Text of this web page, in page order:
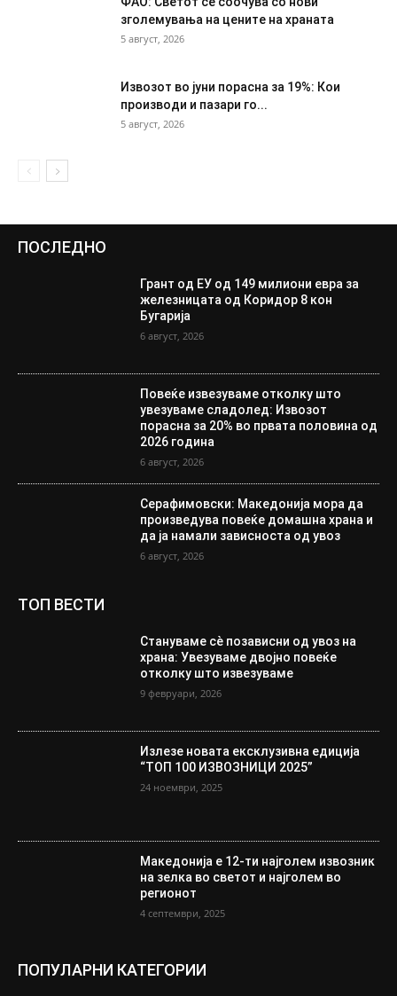
зголемувања на цените на храната
5 август, 2026
Извозот во јуни порасна за 19%: Кои
производи и пазари го...
5 август, 2026
ПОСЛЕДНО
Грант од ЕУ од 149 милиони евра за
железницата од Коридор 8 кон
Бугарија
6 август, 2026
Повеќе извезуваме отколку што
увезуваме сладолед: Извозот
порасна за 20% во првата половина од
2026 година
6 август, 2026
Серафимовски: Македонија мора да
произведува повеќе домашна храна и
да ја намали зависноста од увоз
6 август, 2026
ТОП ВЕСТИ
Стануваме сè позависни од увоз на
храна: Увезуваме двојно повеќе
отколку што извезуваме
9 февруари, 2026
Излезе новата ексклузивна едиција
“ТОП 100 ИЗВОЗНИЦИ 2025”
24 ноември, 2025
Македонија е 12-ти најголем извозник
на зелка во светот и најголем во
регионот
4 септември, 2025
ПОПУЛАРНИ КАТЕГОРИИ